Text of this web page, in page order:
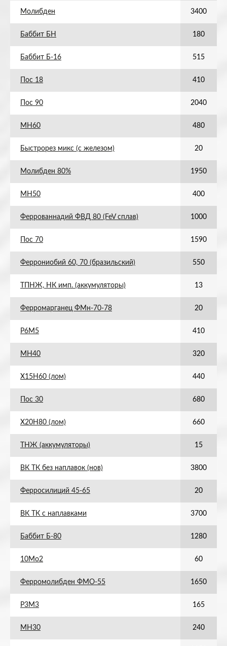
Молибден 3400
Баббит БН 180
Баббит Б-16 515
Пос 18 410
Пос 90 2040
МН60 480
Быстрорез микс (с железом) 20
Молибден 80% 1950
МН50 400
Феррованнадий ФВД 80 (FeV сплав) 1000
Пос 70 1590
Феррониобий 60, 70 (бразильский) 550
ТПНЖ, НК имп. (аккумуляторы) 13
Ферромарганец ФМн-70-78 20
Р6М5 410
МН40 320
Х15Н60 (лом) 440
Пос 30 680
Х20Н80 (лом) 660
ТНЖ (аккумуляторы) 15
ВК ТК без наплавок (нов) 3800
Ферросилиций 45-65 20
ВК ТК с наплавками 3700
Баббит Б-80 1280
10Мо2 60
Ферромолибден ФМО-55 1650
Р3М3 165
МН30 240